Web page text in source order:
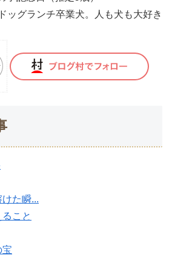
ッグランチ卒業犬。人も犬も大好き
た瞬...
こと
宝